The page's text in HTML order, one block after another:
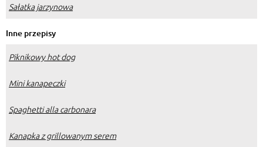
Sałatka jarzynowa
Inne przepisy
Piknikowy hot dog
Mini kanapeczki
Spaghetti alla carbonara
Kanapka z grillowanym serem